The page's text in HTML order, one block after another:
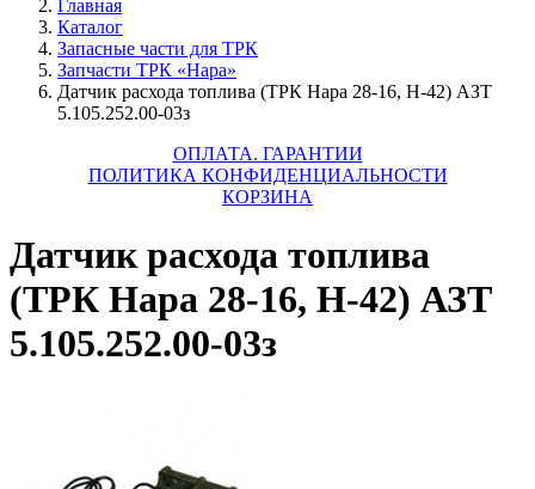
Главная
Каталог
Запасные части для ТРК
Запчасти ТРК «Нара»
Датчик расхода топлива (ТРК Нара 28-16, Н-42) АЗТ
5.105.252.00-03з
ОПЛАТА. ГАРАНТИИ
ПОЛИТИКА КОНФИДЕНЦИАЛЬНОСТИ
КОРЗИНА
Датчик расхода топлива
(ТРК Нара 28-16, Н-42) АЗТ
5.105.252.00-03з